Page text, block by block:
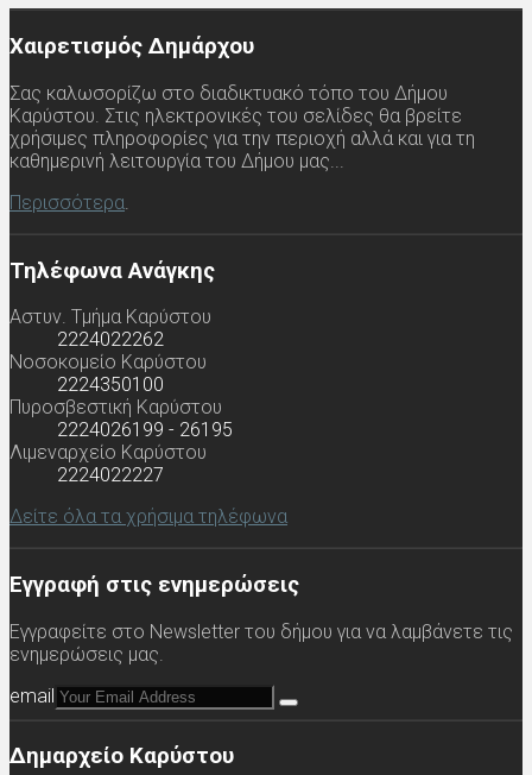
Χαιρετισμός Δημάρχου
Σας καλωσορίζω στο διαδικτυακό τόπο του Δήμου
Καρύστου. Στις ηλεκτρονικές του σελίδες θα βρείτε
χρήσιμες πληροφορίες για την περιοχή αλλά και για τη
καθημερινή λειτουργία του Δήμου μας...
Περισσότερα.
Τηλέφωνα Ανάγκης
Αστυν. Τμήμα Καρύστου
2224022262
Νοσοκομείο Καρύστου
2224350100
Πυροσβεστική Καρύστου
2224026199 - 26195
Λιμεναρχείο Καρύστου
2224022227
Δείτε όλα τα χρήσιμα τηλέφωνα
Εγγραφή στις ενημερώσεις
Εγγραφείτε στο Newsletter του δήμου για να λαμβάνετε τις
ενημερώσεις μας.
email
Δημαρχείο Καρύστου